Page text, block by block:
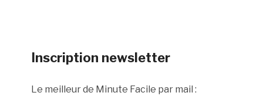
Inscription newsletter
Le meilleur de Minute Facile par mail :